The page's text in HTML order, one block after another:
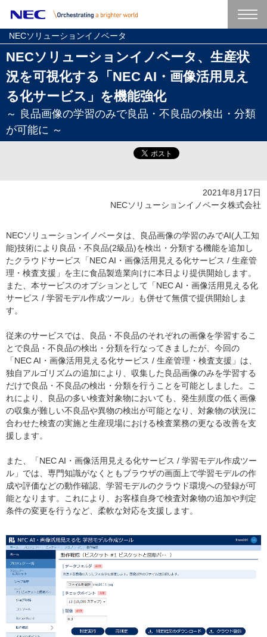
NECソリューションイノベータ
NECソリューションイノベータ、生産状
況を可視化する「NEC AI・画像活用見え
る化サービス」を機能強化
～ 良品画像の学習のみで良品・不良品の検出・分類
が可能に ～
2021年8月17日
NECソリューションイノベータ株式会社
NECソリューションイノベータは、良品画像の学習のみでAI(人工知
能)技術により良品・不良品(2級品)を検出・分類する機能を追加し
たクラウドサービス「NEC AI・画像活用見える化サービス / 生産管
理・検査支援」を主に食品製造業向けに本日より提供開始します。
また、本サービスのオプションとして「NEC AI・画像活用見える化
サービス / 学習モデル作成ツール」も併せて無償で提供開始しま
す。
従来のサービスでは、良品・不良品のそれぞれの画像を学習するこ
とで良品・不良品の検出・分類を行なってきましたが、今回の
「NEC AI・画像活用見える化サービス / 生産管理・検査支援」は、
独自アルゴリズムの追加により、収集した良品画像のみを学習する
だけで良品・不良品の検出・分類を行うことを可能としました。こ
れにより、良品の多い検査対象物においても、発生頻度の低く画像
の収集が難しい不良品や異物の検出が可能となり、対象物の状況に
合わせた検査の実施と生産現場における検査業務の更なる改善を支
援します。
また、「NEC AI・画像活用見える化サービス / 学習モデル作成ツー
ル」では、専門知識がなくともブラウザの画面上で学習モデルの作
成や評価などの動作確認、学習モデルのクラウド環境への登録が可
能となります。これにより、お客様自身で検査対象物の追加や判定
条件の変更を行うなど、柔軟な対応を支援します。